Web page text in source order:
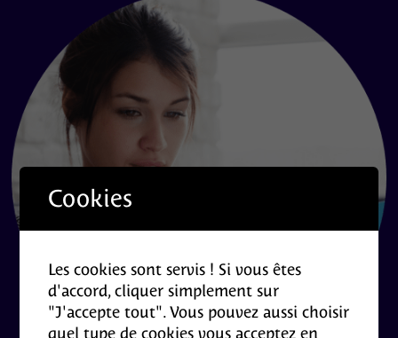
Cookies
Les cookies sont servis ! Si vous êtes
d'accord, cliquer simplement sur
"J'accepte tout". Vous pouvez aussi choisir
quel type de cookies vous acceptez en